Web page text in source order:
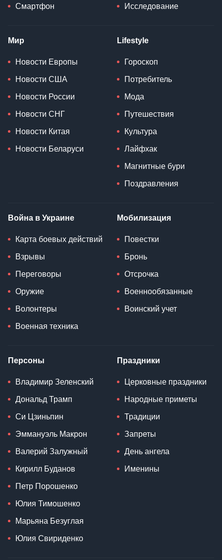
Смартфон Исследование
Мир
Новости Европы
Новости США
Новости России
Новости СНГ
Новости Китая
Новости Беларуси
Lifestyle
Гороскоп
Потребитель
Мода
Путешествия
Культура
Лайфхак
Магнитные бури
Поздравления
Война в Украине
Карта боевых действий
Взрывы
Переговоры
Оружие
Волонтеры
Военная техника
Мобилизация
Повестки
Бронь
Отсрочка
Военнообязанные
Воинский учет
Персоны
Владимир Зеленский
Дональд Трамп
Си Цзиньпин
Эммануэль Макрон
Валерий Залужный
Кирилл Буданов
Петр Порошенко
Юлия Тимошенко
Марьяна Безуглая
Юлия Свириденко
Праздники
Церковные праздники
Народные приметы
Традиции
Запреты
День ангела
Именины